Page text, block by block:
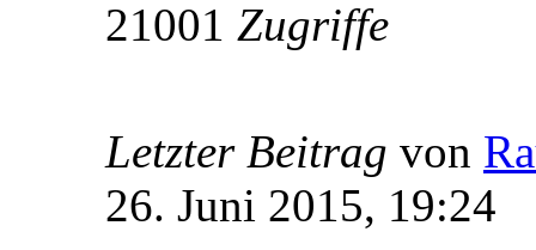
21001 Zugriffe
Letzter Beitrag von
26. Juni 2015, 19:24